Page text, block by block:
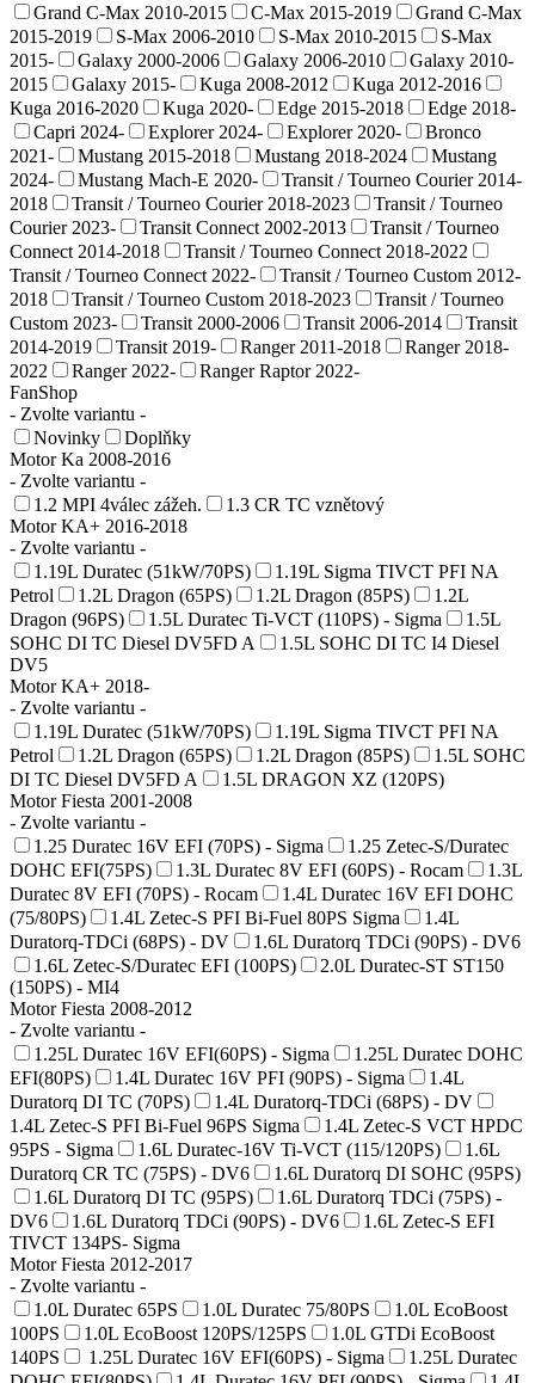
Grand C-Max 2010-2015
C-Max 2015-2019
Grand C-Max
2015-2019
S-Max 2006-2010 S-Max 2010-2015
S-Max
2015-
Galaxy 2000-2006 Galaxy 2006-2010
Galaxy 2010-
2015
Galaxy 2015- Kuga 2008-2012
Kuga 2012-2016
Kuga 2016-2020
Kuga 2020- Edge 2015-2018
Edge 2018-
Capri 2024-
Explorer 2024- Explorer 2020-
Bronco
2021-
Mustang 2015-2018 Mustang 2018-2024
Mustang
2024-
Mustang Mach-E 2020-
Transit / Tourneo Courier 2014-
2018
Transit / Tourneo Courier 2018-2023
Transit / Tourneo
Courier 2023-
Transit Connect 2002-2013
Transit / Tourneo
Connect 2014-2018
Transit / Tourneo Connect 2018-2022
Transit / Tourneo Connect 2022-
Transit / Tourneo Custom 2012-
2018
Transit / Tourneo Custom 2018-2023
Transit / Tourneo
Custom 2023-
Transit 2000-2006 Transit 2006-2014
Transit
2014-2019
Transit 2019- Ranger 2011-2018
Ranger 2018-
2022
Ranger 2022-
Ranger Raptor 2022-
FanShop
- Zvolte variantu -
Novinky
Doplňky
Motor Ka 2008-2016
- Zvolte variantu -
1.2 MPI 4válec zážeh.
1.3 CR TC vznětový
Motor KA+ 2016-2018
- Zvolte variantu -
1.19L Duratec (51kW/70PS)
1.19L Sigma TIVCT PFI NA
Petrol
1.2L Dragon (65PS) 1.2L Dragon (85PS)
1.2L
Dragon (96PS)
1.5L Duratec Ti-VCT (110PS) - Sigma
1.5L
SOHC DI TC Diesel DV5FD A
1.5L SOHC DI TC I4 Diesel
DV5
Motor KA+ 2018-
- Zvolte variantu -
1.19L Duratec (51kW/70PS)
1.19L Sigma TIVCT PFI NA
Petrol
1.2L Dragon (65PS) 1.2L Dragon (85PS)
1.5L SOHC
DI TC Diesel DV5FD A
1.5L DRAGON XZ (120PS)
Motor Fiesta 2001-2008
- Zvolte variantu -
1.25 Duratec 16V EFI (70PS) - Sigma
1.25 Zetec-S/Duratec
DOHC EFI(75PS)
1.3L Duratec 8V EFI (60PS) - Rocam
1.3L
Duratec 8V EFI (70PS) - Rocam
1.4L Duratec 16V EFI DOHC
(75/80PS)
1.4L Zetec-S PFI Bi-Fuel 80PS Sigma
1.4L
Duratorq-TDCi (68PS) - DV
1.6L Duratorq TDCi (90PS) - DV6
1.6L Zetec-S/Duratec EFI (100PS)
2.0L Duratec-ST ST150
(150PS) - MI4
Motor Fiesta 2008-2012
- Zvolte variantu -
1.25L Duratec 16V EFI(60PS) - Sigma
1.25L Duratec DOHC
EFI(80PS)
1.4L Duratec 16V PFI (90PS) - Sigma
1.4L
Duratorq DI TC (70PS)
1.4L Duratorq-TDCi (68PS) - DV
1.4L Zetec-S PFI Bi-Fuel 96PS Sigma
1.4L Zetec-S VCT HPDC
95PS - Sigma
1.6L Duratec-16V Ti-VCT (115/120PS)
1.6L
Duratorq CR TC (75PS) - DV6
1.6L Duratorq DI SOHC (95PS)
1.6L Duratorq DI TC (95PS)
1.6L Duratorq TDCi (75PS) -
DV6
1.6L Duratorq TDCi (90PS) - DV6
1.6L Zetec-S EFI
TIVCT 134PS- Sigma
Motor Fiesta 2012-2017
- Zvolte variantu -
1.0L Duratec 65PS
1.0L Duratec 75/80PS
1.0L EcoBoost
100PS
1.0L EcoBoost 120PS/125PS
1.0L GTDi EcoBoost
140PS
1.25L Duratec 16V EFI(60PS) - Sigma
1.25L Duratec